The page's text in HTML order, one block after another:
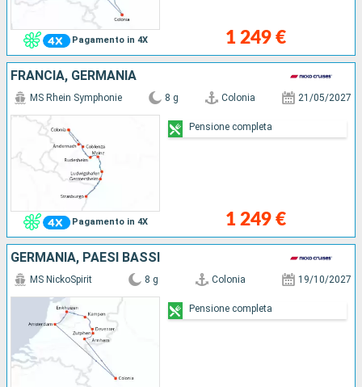
Pagamento in 4X 1 249 €
FRANCIA, GERMANIA
Pagamento in 4X
MS Rhein Symphonie 8 g Colonia 21/05/2027
1 249 €
Pensione completa
GERMANIA, PAESI BASSI
MS NickoSpirit 8 g Colonia 19/10/2027
Pensione completa